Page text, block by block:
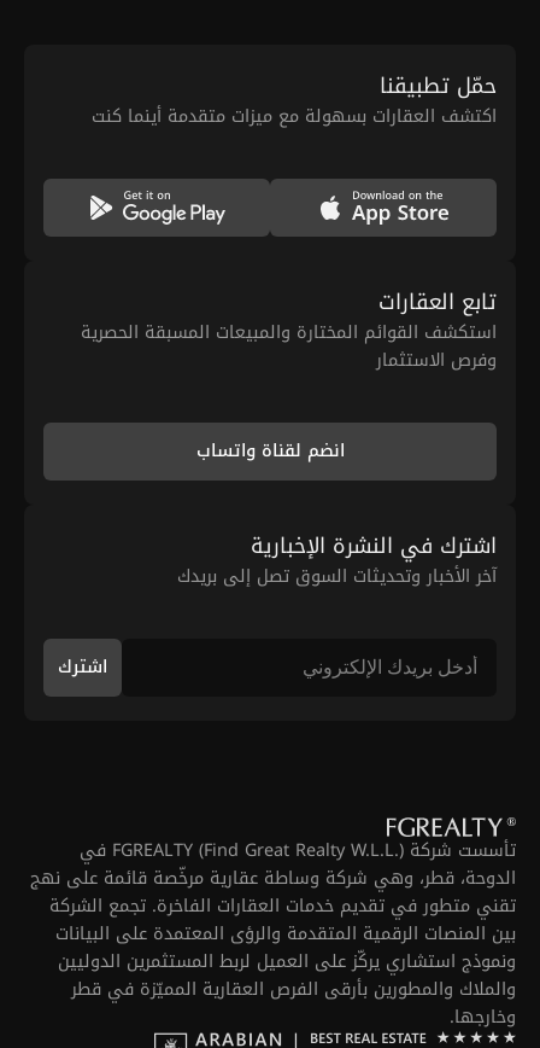
حمّل تطبيقنا
اكتشف العقارات بسهولة مع ميزات متقدمة أينما كنت
تابع العقارات
استكشف القوائم المختارة والمبيعات المسبقة الحصرية
وفرص الاستثمار
انضم لقناة واتساب
اشترك في النشرة الإخبارية
آخر الأخبار وتحديثات السوق تصل إلى بريدك
اشترك
تأسست شركة FGREALTY (Find Great Realty W.L.L.) في
الدوحة، قطر، وهي شركة وساطة عقارية مرخّصة قائمة على نهج
تقني متطور في تقديم خدمات العقارات الفاخرة. تجمع الشركة
بين المنصات الرقمية المتقدمة والرؤى المعتمدة على البيانات
ونموذج استشاري يركّز على العميل لربط المستثمرين الدوليين
والملاك والمطورين بأرقى الفرص العقارية المميّزة في قطر
وخارجها.